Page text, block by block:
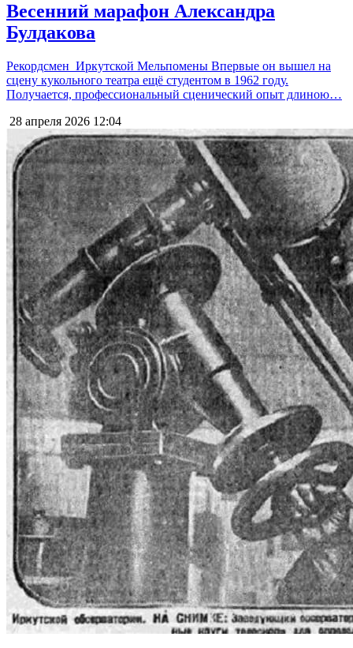
Весенний марафон Александра
Булдакова
Рекордсмен Иркутской Мельпомены Впервые он вышел на
сцену кукольного театра ещё студентом в 1962 году.
Получается, профессиональный сценический опыт длиною…
28 апреля 2026 12:04